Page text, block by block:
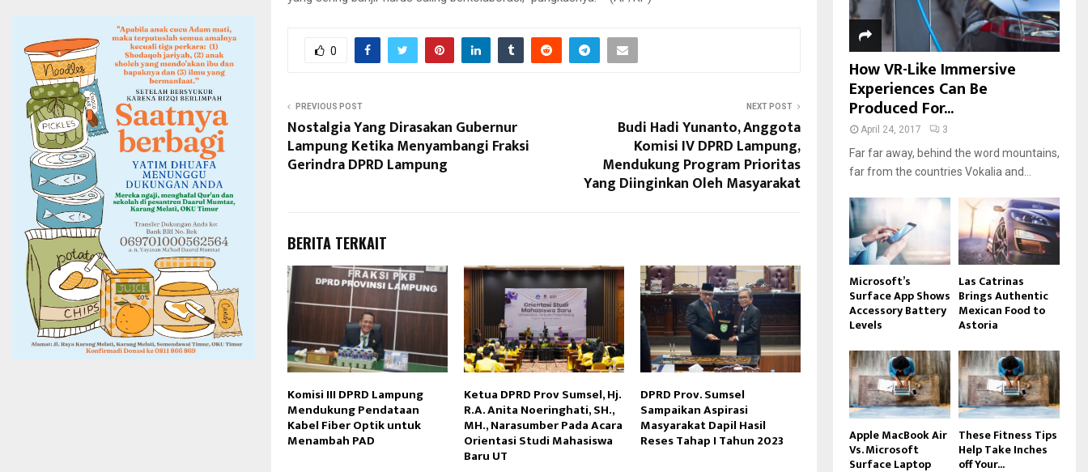
0
PREVIOUS POST
Nostalgia Yang Dirasakan Gubernur
Lampung Ketika Menyambangi Fraksi
Gerindra DPRD Lampung
NEXT POST
Budi Hadi Yunanto, Anggota
Komisi IV DPRD Lampung,
Mendukung Program Prioritas
Yang Diinginkan Oleh Masyarakat
BERITA TERKAIT
Komisi III DPRD Lampung
Mendukung Pendataan
Kabel Fiber Optik untuk
Menambah PAD
Ketua DPRD Prov Sumsel, Hj.
R.A. Anita Noeringhati, SH.,
MH., Narasumber Pada Acara
Orientasi Studi Mahasiswa
Baru UT
DPRD Prov. Sumsel
Sampaikan Aspirasi
Masyarakat Dapil Hasil
Reses Tahap I Tahun 2023
How VR-Like Immersive
Experiences Can Be
Produced For...
April 24, 2017 3
Far far away, behind the word mountains,
far from the countries Vokalia and...
Microsoft’s
Surface App Shows
Accessory Battery
Levels
Las Catrinas
Brings Authentic
Mexican Food to
Astoria
Apple MacBook Air
Vs. Microsoft
Surface Laptop
These Fitness Tips
Help Take Inches
off Your...